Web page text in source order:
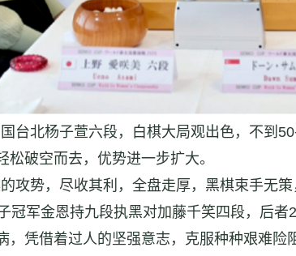
北杨子萱六段，白棋大局观出色，不到50
破空而去，优势进一步扩大。
势，尽收其利，全盘走厚，黑棋束手无策
军金恩持九段执黑对加藤千笑四段，后
，凭借着过人的坚强意志，克服种种艰难